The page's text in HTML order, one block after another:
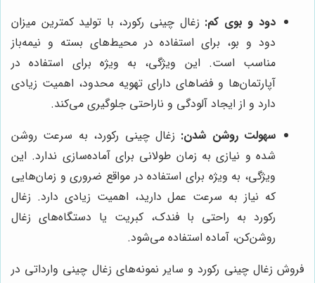
دود و بوی کم: زغال چینی رکورد، با تولید کمترین میزان
دود و بو، برای استفاده در محیط‌های بسته و نیمه‌باز
مناسب است. این ویژگی، به ویژه برای استفاده در
آپارتمان‌ها و فضاهای دارای تهویه محدود، اهمیت زیادی
دارد و از ایجاد آلودگی و ناراحتی جلوگیری می‌کند.
سهولت روشن شدن: زغال چینی رکورد، به سرعت روشن
شده و نیازی به زمان طولانی برای آماده‌سازی ندارد. این
ویژگی، به ویژه برای استفاده در مواقع ضروری و زمان‌هایی
که نیاز به سرعت عمل دارید، اهمیت زیادی دارد. زغال
رکورد به راحتی با فندک، کبریت یا دستگاه‌های زغال
روشن‌کن، آماده استفاده می‌شود.
فروش زغال چینی رکورد و سایر نمونه‌های زغال چینی وارداتی در